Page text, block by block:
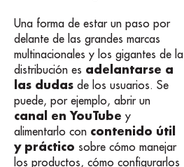
Una forma de estar un paso por
delante de las grandes marcas
multinacionales y los gigantes de la
distribución es adelantarse a
las dudas de los usuarios. Se
puede, por ejemplo, abrir un
canal en YouTube y
alimentarlo con contenido útil
y práctico sobre cómo manejar
los productos, cómo configurarlos